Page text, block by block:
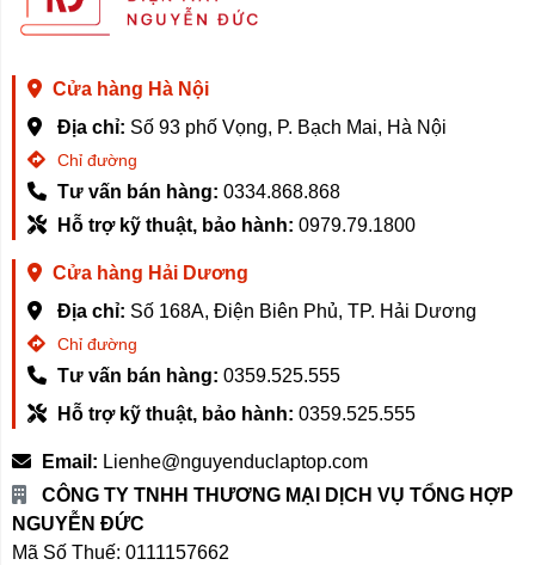
Cửa hàng Hà Nội
Địa chỉ: Số 93 phố Vọng, P. Bạch Mai, Hà Nội
Chỉ đường
Tư vấn bán hàng: 0334.868.868
Hỗ trợ kỹ thuật, bảo hành: 0979.79.1800
Cửa hàng Hải Dương
Địa chỉ: Số 168A, Điện Biên Phủ, TP. Hải Dương
Chỉ đường
Tư vấn bán hàng: 0359.525.555
Hỗ trợ kỹ thuật, bảo hành: 0359.525.555
Email: Lienhe@nguyenduclaptop.com
CÔNG TY TNHH THƯƠNG MẠI DỊCH VỤ TỔNG HỢP
NGUYỄN ĐỨC
Mã Số Thuế: 0111157662